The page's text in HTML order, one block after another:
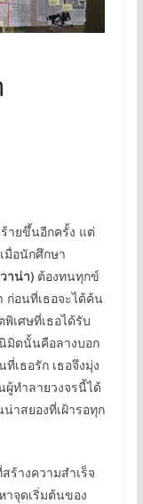
ายขึ้นอีกครั้ง แต่
มื่อนักศึกษา
าน่า)ต้องทนทุกข์
ก่อนที่เธอจะได้ค้น
เศษที่เธอได้รับ
มิตนั้นคือลางบอก
เธอรัก เธอจึงมุ่ง
ทำลายวงจรนี้ได้
าสยองที่เฝ้ารอทุก
ร้างความสำเร็จ
จุดเริ่มต้นของ